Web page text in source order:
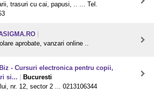
trasuri cu cai, papusi, .. ... Tel.
aprobate, vanzari online ..
- Cursuri electronica pentru copii,
si...
Bucuresti
nr. 12, sector 2 ... 0213106344